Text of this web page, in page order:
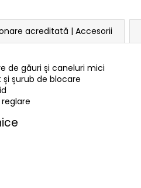
acreditată | Accesorii
de găuri și caneluri mici
șurub de blocare